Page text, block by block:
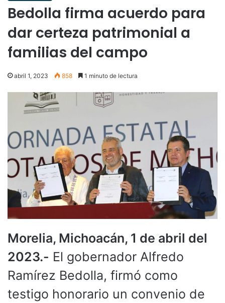
Bedolla firma acuerdo para
dar certeza patrimonial a
familias del campo
abril 1, 2023 858 1 minuto de lectura
Morelia, Michoacán, 1 de abril del
2023.- El gobernador Alfredo
Ramírez Bedolla, firmó como
testigo honorario un convenio de